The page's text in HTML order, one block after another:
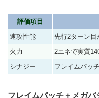
評価項目
速攻性能
先行2ターン目
火力
2エネで実質
シナジー
フレイムパッ
フレイムパッチ＋メガバ